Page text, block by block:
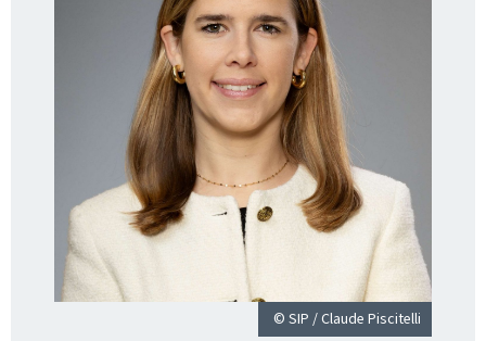
© SIP / Claude Piscitelli